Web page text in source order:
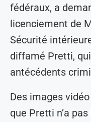
fédéraux, a
licenciement de
Sécurité
diffamé Pretti,
antécédents
Des images
que Pretti n’a